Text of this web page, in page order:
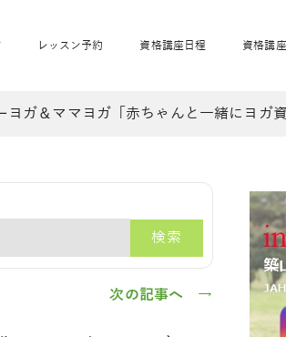
校ブログ
座お申込み
リトル＆キッズヨガ
エモーションヨガ®通
ベビーマッサージ通学
美ママピラティス通学
ラティス＆ヨガ」W通信 リトル＆キ
レッスン予約
オフィスヨガ
ベビママヨガ
ベビーチャクラマッ
資格講座日程 資格講
ガ＆ママヨガ「赤ちゃんと一緒にヨガ資
検索
次の記事へ →